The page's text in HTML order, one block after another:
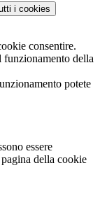
i cookies
consentire.
funzionamento della
potete
essere
della cookie